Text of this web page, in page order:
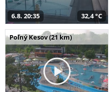
6.8. 20:35 32,4 °C
Poľný Kesov (21 km)